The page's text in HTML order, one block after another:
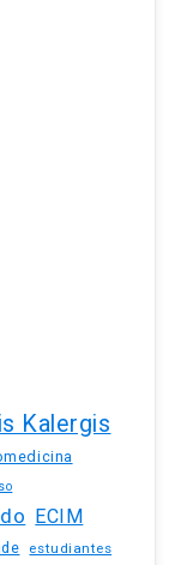
Kalergis
ECIM
estudiantes